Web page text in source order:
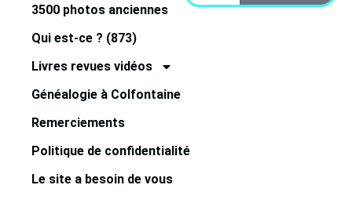
3500 photos anciennes
Qui est-ce ? (873)
Livres revues vidéos
Généalogie à Colfontaine
Remerciements
Politique de confidentialité
Le site a besoin de vous